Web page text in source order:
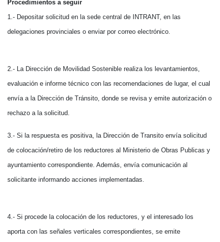
Procedimientos a seguir
1.- Depositar solicitud en la sede central de INTRANT, en las
delegaciones provinciales o enviar por correo electrónico.
2.- La Dirección de Movilidad Sostenible realiza los levantamientos,
evaluación e informe técnico con las recomendaciones de lugar, el cual
envía a la Dirección de Tránsito, donde se revisa y emite autorización o
rechazo a la solicitud.
3.- Si la respuesta es positiva, la Dirección de Transito envía solicitud
de colocación/retiro de los reductores al Ministerio de Obras Publicas y
ayuntamiento correspondiente. Además, envía comunicación al
solicitante informando acciones implementadas.
4.- Si procede la colocación de los reductores, y el interesado los
aporta con las señales verticales correspondientes, se emite